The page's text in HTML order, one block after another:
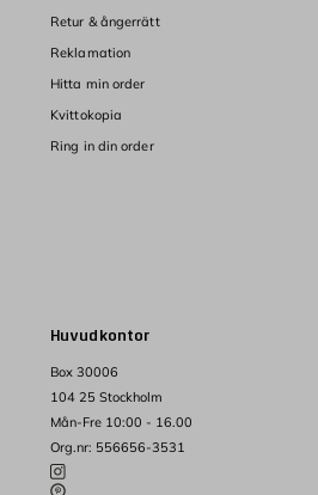
Huvudkontor
Box 30006
104 25 Stockholm
Mån-Fre 10:00 - 16.00
Org.nr: 556656-3531
Retur & ångerrätt
Reklamation
Hitta min order
Kvittokopia
Ring in din order